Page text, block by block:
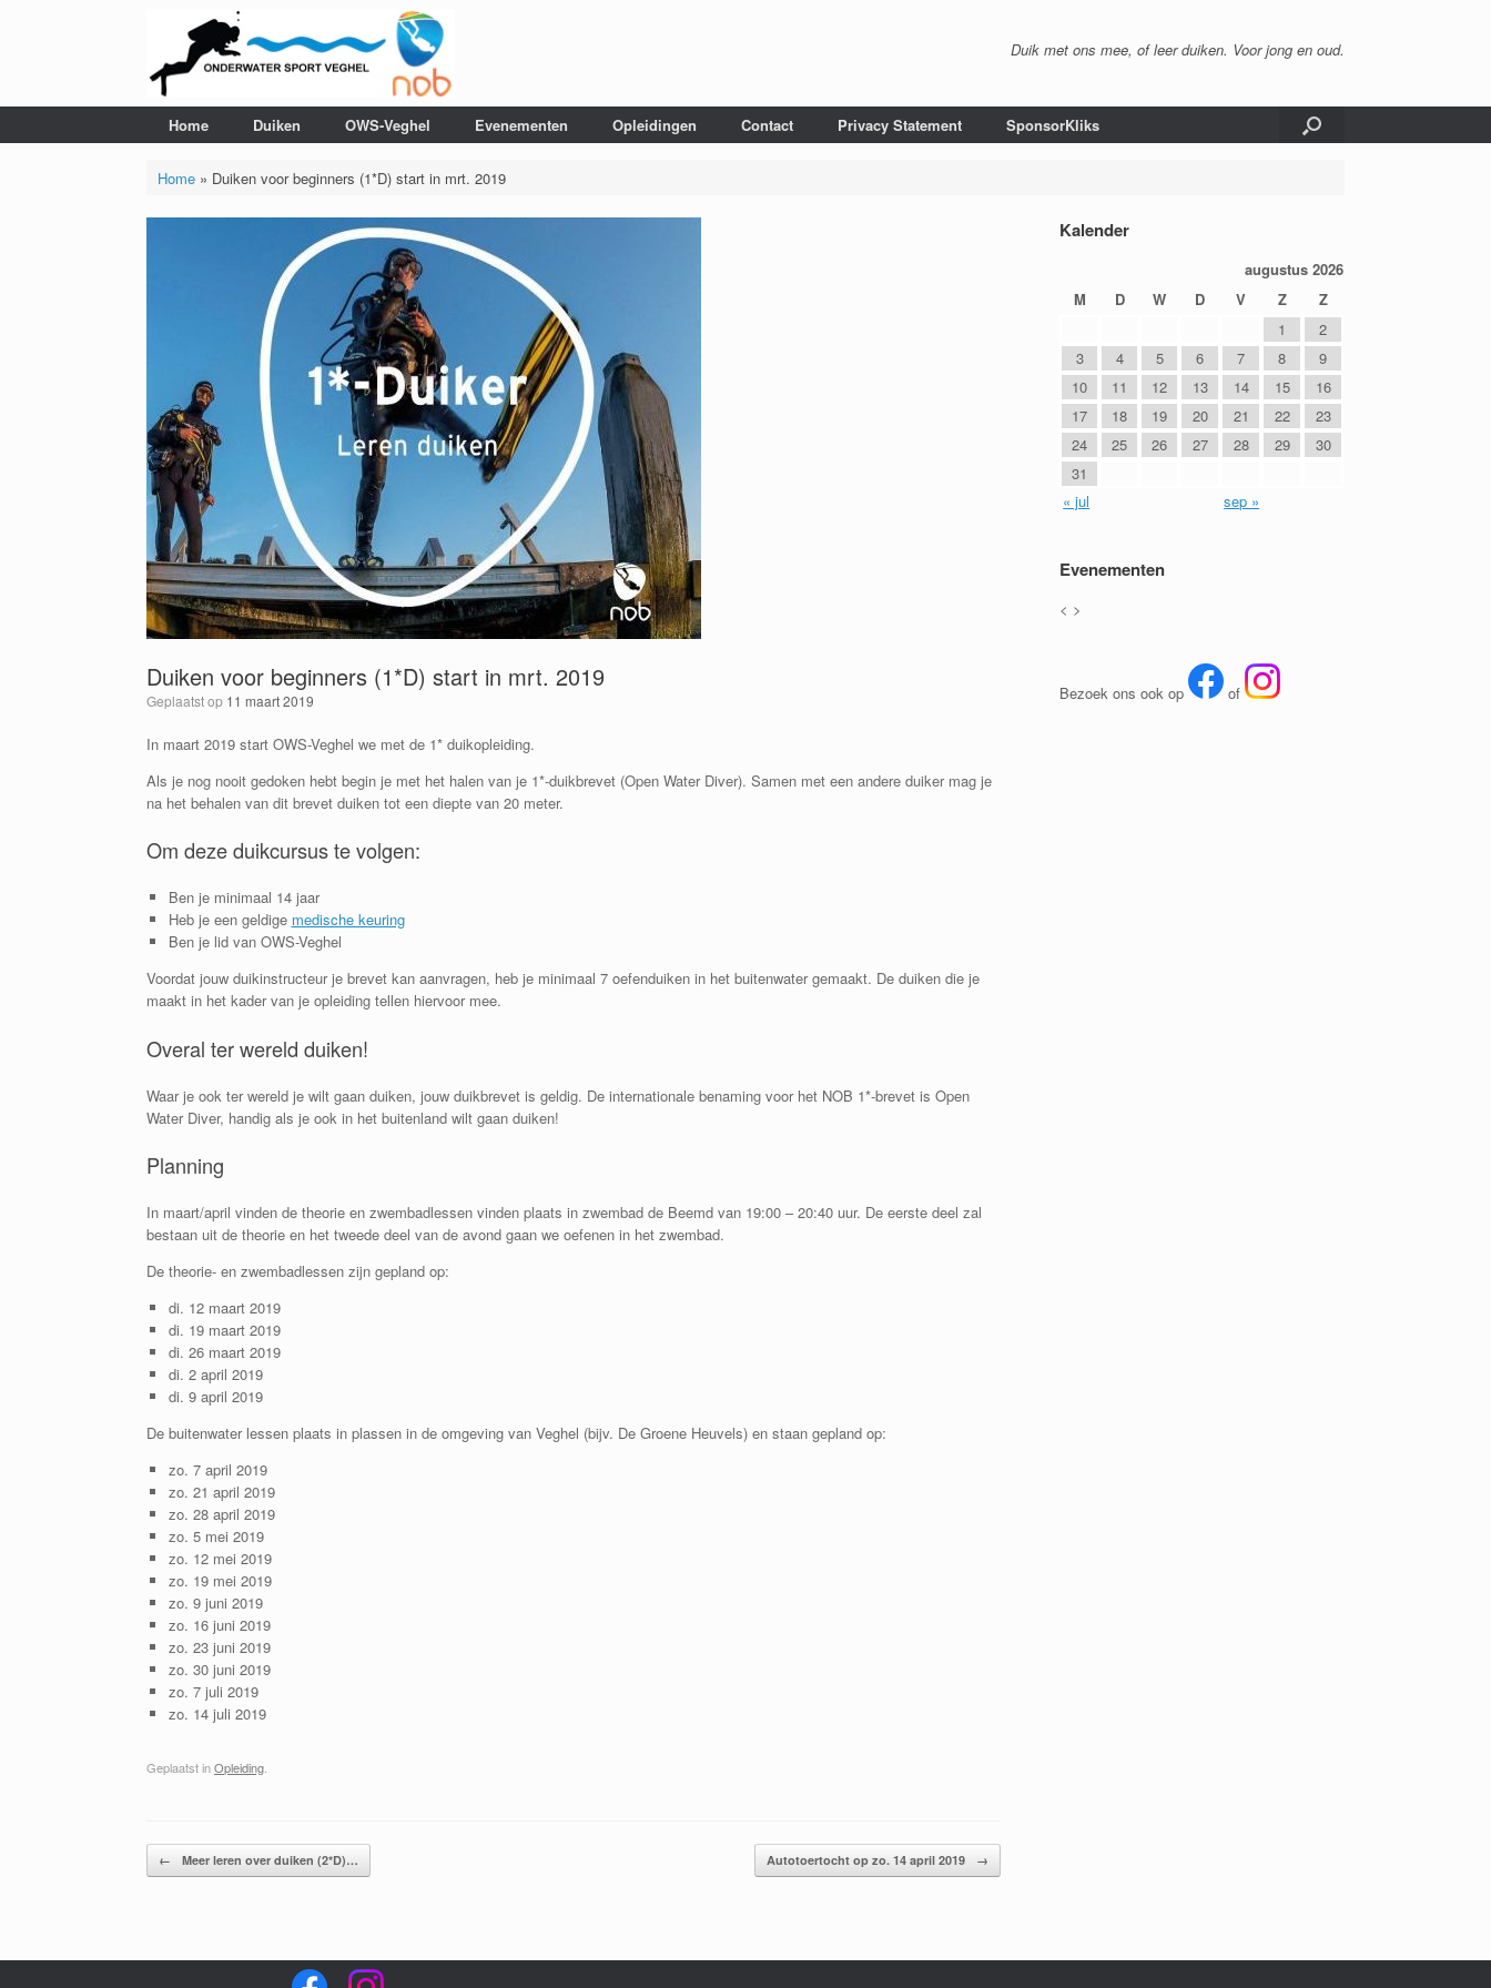
Duik met ons mee, of leer duiken. Voor jong en oud.
Home Duiken OWS-Veghel Evenementen Opleidingen Contact Privacy Statement SponsorKliks
Home» Duiken voor beginners (1*D) start in mrt. 2019
Duiken voor beginners (1*D) start in mrt. 2019
Geplaatst op 11 maart 2019
In maart 2019 start OWS-Veghel we met de 1* duikopleiding.
Als je nog nooit gedoken hebt begin je met het halen van je 1*-duikbrevet (Open Water Diver). Samen met een andere duiker mag je
na het behalen van dit brevet duiken tot een diepte van 20 meter.
Om deze duikcursus te volgen:
Ben je minimaal 14 jaar
Heb je een geldige medische keuring
Ben je lid van OWS-Veghel
Voordat jouw duikinstructeur je brevet kan aanvragen, heb je minimaal 7 oefenduiken in het buitenwater gemaakt. De duiken die je
maakt in het kader van je opleiding tellen hiervoor mee.
Overal ter wereld duiken!
Waar je ook ter wereld je wilt gaan duiken, jouw duikbrevet is geldig. De internationale benaming voor het NOB 1*-brevet is Open
Water Diver, handig als je ook in het buitenland wilt gaan duiken!
Planning
In maart/april vinden de theorie en zwembadlessen vinden plaats in zwembad de Beemd van 19:00 – 20:40 uur. De eerste deel zal
bestaan uit de theorie en het tweede deel van de avond gaan we oefenen in het zwembad.
De theorie- en zwembadlessen zijn gepland op:
di. 12 maart 2019
di. 19 maart 2019
di. 26 maart 2019
di. 2 april 2019
di. 9 april 2019
De buitenwater lessen plaats in plassen in de omgeving van Veghel (bijv. De Groene Heuvels) en staan gepland op:
zo. 7 april 2019
zo. 21 april 2019
zo. 28 april 2019
zo. 5 mei 2019
zo. 12 mei 2019
zo. 19 mei 2019
zo. 9 juni 2019
zo. 16 juni 2019
zo. 23 juni 2019
zo. 30 juni 2019
zo. 7 juli 2019
zo. 14 juli 2019
Geplaatst inOpleiding
Bericht navigatie
← Meer leren over duiken (2*D)… Autotoertocht op zo. 14 april 2019 →
Kalender
augustus 2026
M
D W D V Z
Z
1
2
3
4 5 6 7 8
9
10
11 12 13 14 15
16
17
18 19 20 21 22
23
24
25 26 27 28 29
30
31
« jul
sep »
Evenementen
< >
Bezoek ons ook op of